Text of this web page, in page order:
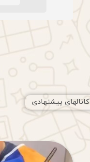
کانالهای پیشنهادی